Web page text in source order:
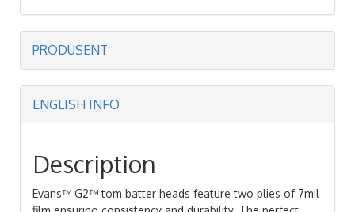
PRODUSENT
ENGLISH INFO
Description
Evans™ G2™ tom batter heads feature two plies of 7mil